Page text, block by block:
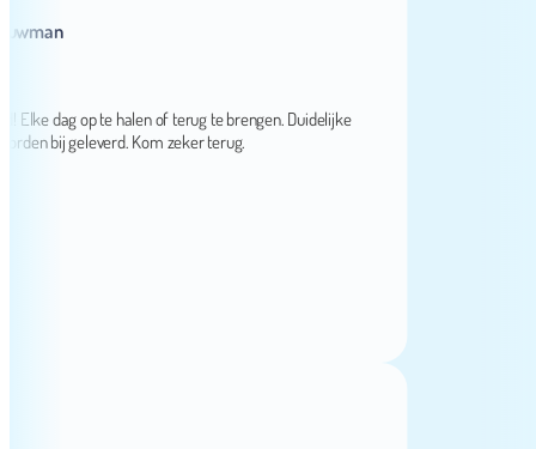
dag op te halen of terug te brengen. Duidelijke
bij geleverd. Kom zeker terug.